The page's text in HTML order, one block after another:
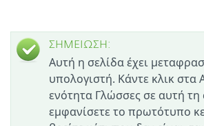
ΣΗΜΕΙΩΣΗ:
Αυτή η σελίδα έχει
υπολογιστή. Κάντε κλικ στα
ενότητα Γλώσσες σε αυτή τη
εμφανίσετε το πρωτότυπο